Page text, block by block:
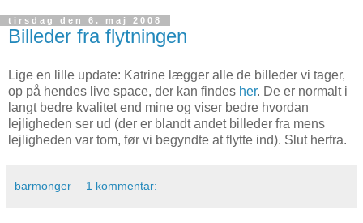
tirsdag den 6. maj 2008
Billeder fra flytningen
Lige en lille update: Katrine lægger alle de billeder vi tager,
op på hendes live space, der kan findes her. De er normalt i
langt bedre kvalitet end mine og viser bedre hvordan
lejligheden ser ud (der er blandt andet billeder fra mens
lejligheden var tom, før vi begyndte at flytte ind). Slut herfra.
barmonger 1 kommentar: